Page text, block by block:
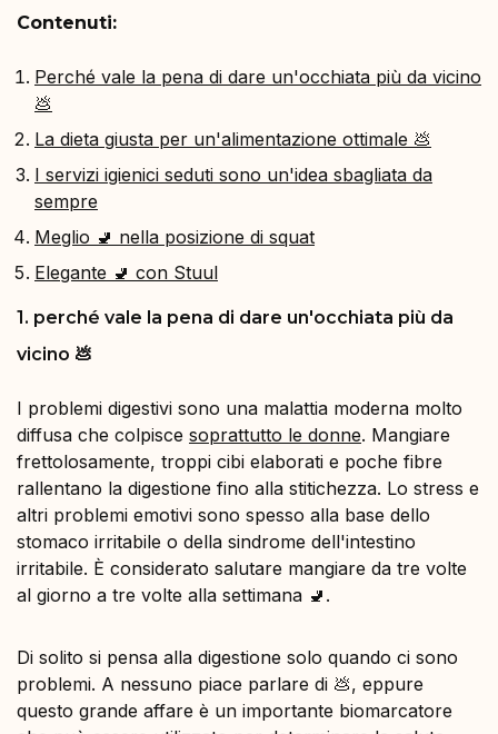
Contenuti:
Perché vale la pena di dare un'occhiata più da vicino
💩
La dieta giusta per un'alimentazione ottimale 💩
I servizi igienici seduti sono un'idea sbagliata da
sempre
Meglio 🚽 nella posizione di squat
Elegante 🚽 con Stuul
1. perché vale la pena di dare un'occhiata più da
vicino 💩
I problemi digestivi sono una malattia moderna molto
diffusa che colpisce soprattutto le donne. Mangiare
frettolosamente, troppi cibi elaborati e poche fibre
rallentano la digestione fino alla stitichezza. Lo stress e
altri problemi emotivi sono spesso alla base dello
stomaco irritabile o della sindrome dell'intestino
irritabile. È considerato salutare mangiare da tre volte
al giorno a tre volte alla settimana 🚽.
Di solito si pensa alla digestione solo quando ci sono
problemi. A nessuno piace parlare di 💩, eppure
questo grande affare è un importante biomarcatore